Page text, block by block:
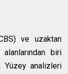
ve uzaktan
biri
Yüzey analizleri